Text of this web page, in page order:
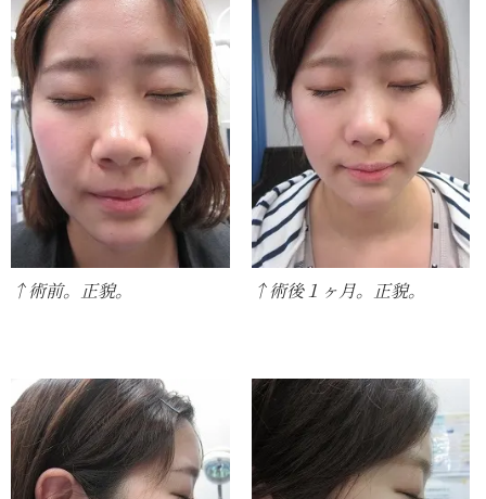
↑術前。正貌。 ↑術後１ヶ月。正貌。